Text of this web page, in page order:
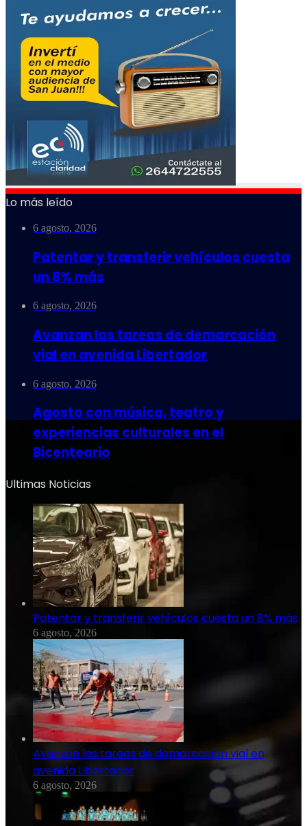
Lo más leído
6 agosto, 2026
Patentar y transferir vehículos cuesta
un 8% más
6 agosto, 2026
Avanzan las tareas de demarcación
vial en avenida Libertador
6 agosto, 2026
Agosto con música, teatro y
experiencias culturales en el
Bicenteario
Ultimas Noticias
Patentar y transferir vehículos cuesta un 8% más
6 agosto, 2026
Avanzan las tareas de demarcación vial en
avenida Libertador
6 agosto, 2026